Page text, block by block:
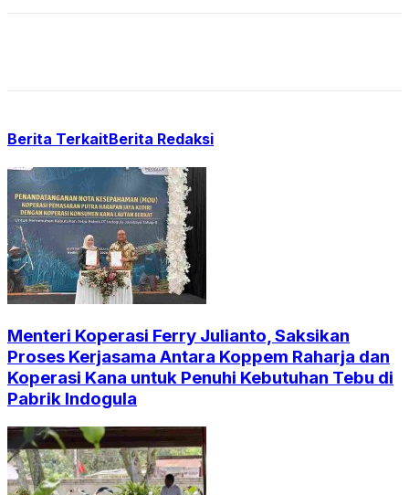
Berita TerkaitBerita Redaksi
Menteri Koperasi Ferry Julianto, Saksikan
Proses Kerjasama Antara Koppem Raharja dan
Koperasi Kana untuk Penuhi Kebutuhan Tebu di
Pabrik Indogula